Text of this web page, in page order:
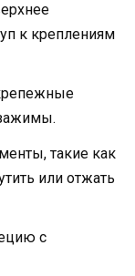
к креплениям
такие как
или отжать
с